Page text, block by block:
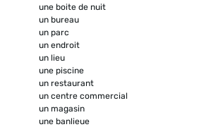
une boite de nuit
un bureau
un parc
un endroit
un lieu
une piscine
un restaurant
un centre commercial
un magasin
une banlieue